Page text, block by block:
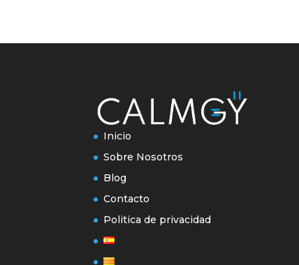
Inicio
Sobre Nosotros
Blog
Contacto
Politica de privacidad